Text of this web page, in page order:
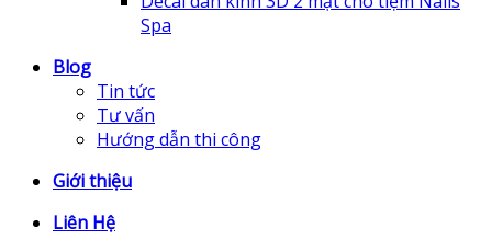
Spa
Blog
Tin tức
Tư vấn
Hướng dẫn thi công
Giới thiệu
Liên Hệ